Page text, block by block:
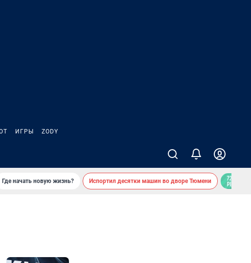
ИГРЫ ZODY
Где начать новую жизнь? Испортил десятки машин во дворе Тюмени